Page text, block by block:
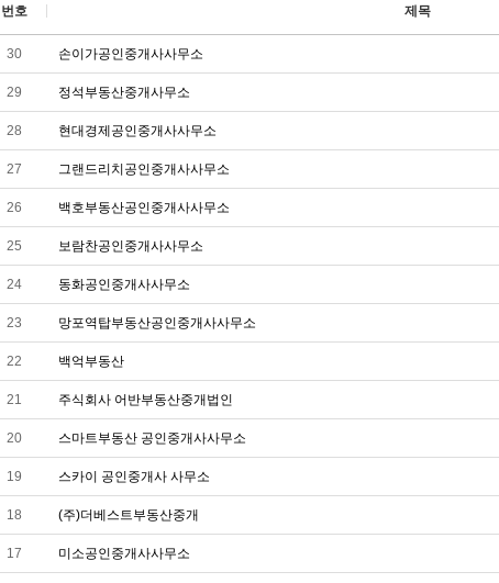
번호 제목
30 손이가공인중개사사무소
29 정석부동산중개사무소
28 현대경제공인중개사사무소
27 그랜드리치공인중개사사무소
26 백호부동산공인중개사사무소
25 보람찬공인중개사사무소
24 동화공인중개사사무소
23 망포역탑부동산공인중개사사무소
22 백억부동산
21 주식회사 어반부동산중개법인
20 스마트부동산 공인중개사사무소
19 스카이 공인중개사 사무소
18 (주)더베스트부동산중개
17 미소공인중개사사무소